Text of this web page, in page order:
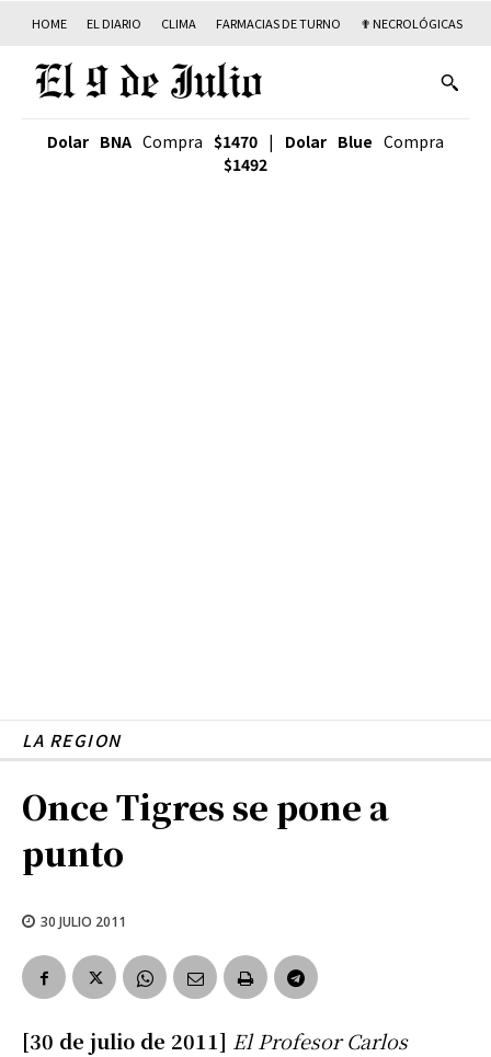
HOME EL DIARIO CLIMA FARMACIAS DE TURNO ✟ NECROLÓGICAS
Dolar BNA Compra $1470 | Dolar Blue Compra
$1492
LA REGION
Once Tigres se pone a
punto
30 JULIO 2011
[30 de julio de 2011] El Profesor Carlos